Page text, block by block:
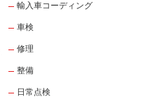
輸入車コーディング
車検
修理
整備
日常点検